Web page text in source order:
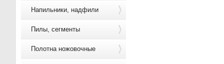
Напильники, надфили
Пилы, сегменты
Полотна ножовочные